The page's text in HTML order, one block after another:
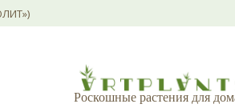
Роскошные растения для